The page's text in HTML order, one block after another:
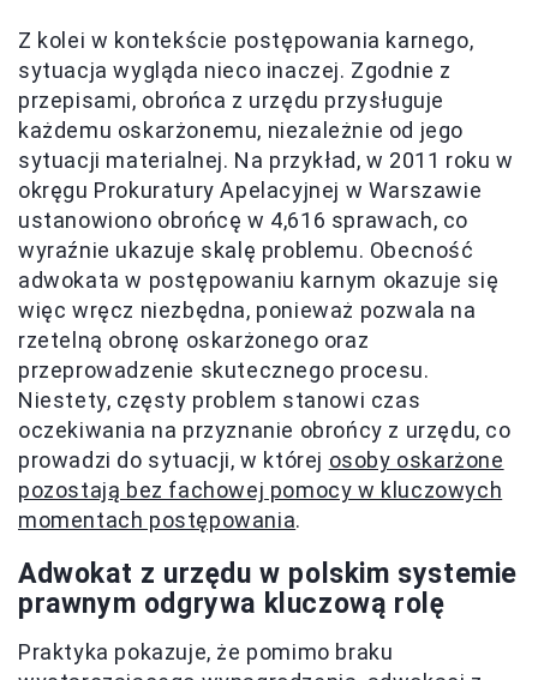
Z kolei w kontekście postępowania karnego,
sytuacja wygląda nieco inaczej. Zgodnie z
przepisami, obrońca z urzędu przysługuje
każdemu oskarżonemu, niezależnie od jego
sytuacji materialnej. Na przykład, w 2011 roku w
okręgu Prokuratury Apelacyjnej w Warszawie
ustanowiono obrońcę w 4,616 sprawach, co
wyraźnie ukazuje skalę problemu. Obecność
adwokata w postępowaniu karnym okazuje się
więc wręcz niezbędna, ponieważ pozwala na
rzetelną obronę oskarżonego oraz
przeprowadzenie skutecznego procesu.
Niestety, częsty problem stanowi czas
oczekiwania na przyznanie obrońcy z urzędu, co
prowadzi do sytuacji, w której osoby oskarżone
pozostają bez fachowej pomocy w kluczowych
momentach postępowania.
Adwokat z urzędu w polskim systemie
prawnym odgrywa kluczową rolę
Praktyka pokazuje, że pomimo braku